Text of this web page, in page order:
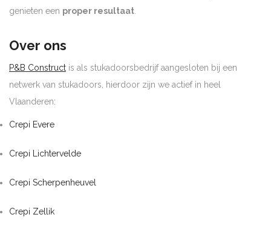
genieten een proper resultaat.
Over ons
P&B Construct is als stukadoorsbedrijf aangesloten bij een
netwerk van stukadoors, hierdoor zijn we actief in heel
Vlaanderen:
Crepi Evere
Crepi Lichtervelde
Crepi Scherpenheuvel
Crepi Zellik